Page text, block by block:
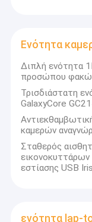
Ζητήστε ένα
Ενότητες
Ενότητα
Ενότητα
Ενότητα
Ενότητα
Διπλή ενότητα
προσώπου
Τρισδιάστατη
GalaxyCore
καμερών
Σταθερός
εστίασης USB Iris
ενότητα lap-